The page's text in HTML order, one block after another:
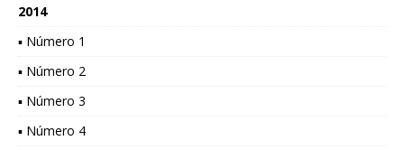
2014
▪ Número 1
▪ Número 2
▪ Número 3
▪ Número 4